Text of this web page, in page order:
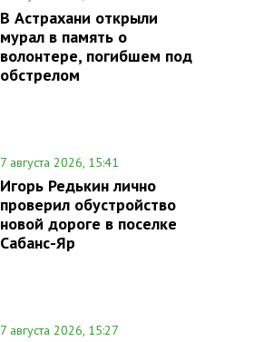
В Астрахани открыли
мурал в память о
волонтере, погибшем под
обстрелом
7 августа 2026, 15:41
Игорь Редькин лично
проверил обустройство
новой дороге в поселке
Сабанс-Яр
7 августа 2026, 15:27